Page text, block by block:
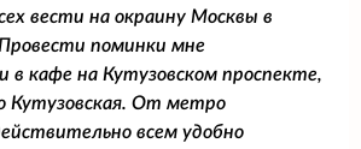
вести на окраину Москвы в
поминки мне
в кафе на Кутузовском проспекте,
Кутузовская. От метро
всем удобно